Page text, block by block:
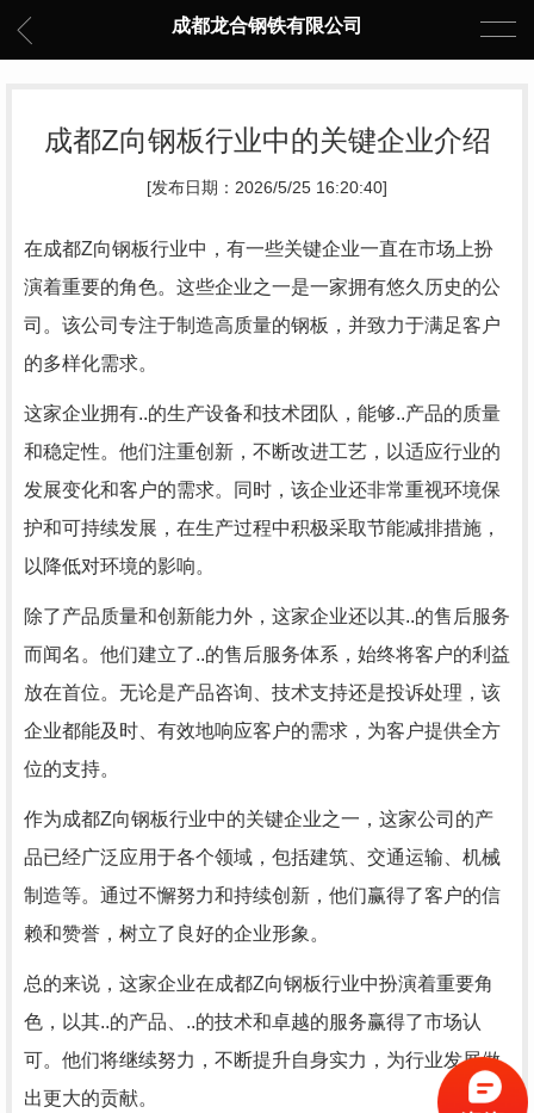
成都龙合钢铁有限公司
成都Z向钢板行业中的关键企业介绍
[发布日期：2026/5/25 16:20:40]
在成都Z向钢板行业中，有一些关键企业一直在市场上扮
演着重要的角色。这些企业之一是一家拥有悠久历史的公
司。该公司专注于制造高质量的钢板，并致力于满足客户
的多样化需求。
这家企业拥有..的生产设备和技术团队，能够..产品的质量
和稳定性。他们注重创新，不断改进工艺，以适应行业的
发展变化和客户的需求。同时，该企业还非常重视环境保
护和可持续发展，在生产过程中积极采取节能减排措施，
以降低对环境的影响。
除了产品质量和创新能力外，这家企业还以其..的售后服务
而闻名。他们建立了..的售后服务体系，始终将客户的利益
放在首位。无论是产品咨询、技术支持还是投诉处理，该
企业都能及时、有效地响应客户的需求，为客户提供全方
位的支持。
作为成都Z向钢板行业中的关键企业之一，这家公司的产
品已经广泛应用于各个领域，包括建筑、交通运输、机械
制造等。通过不懈努力和持续创新，他们赢得了客户的信
赖和赞誉，树立了良好的企业形象。
总的来说，这家企业在成都Z向钢板行业中扮演着重要角
色，以其..的产品、..的技术和卓越的服务赢得了市场认
可。他们将继续努力，不断提升自身实力，为行业发展做
出更大的贡献。